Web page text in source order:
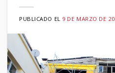
PUBLICADO EL 9 DE MARZO DE